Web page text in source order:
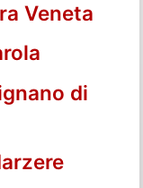
Veneta
di